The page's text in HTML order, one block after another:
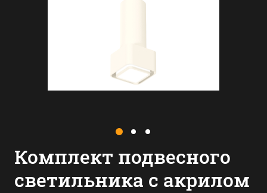
Комплект подвесного
светильника с акрилом